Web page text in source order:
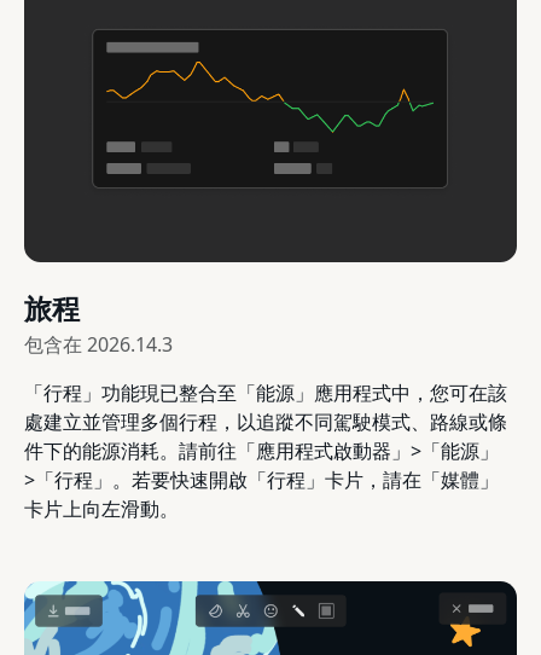
旅程
包含在 2026.14.3
「行程」功能現已整合至「能源」應用程式中，您可在該
處建立並管理多個行程，以追蹤不同駕駛模式、路線或條
件下的能源消耗。請前往「應用程式啟動器」>「能源」
>「行程」。若要快速開啟「行程」卡片，請在「媒體」
卡片上向左滑動。